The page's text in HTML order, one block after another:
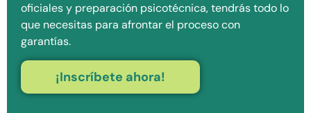
oficiales y preparación psicotécnica, tendrás todo lo
que necesitas para afrontar el proceso con
garantías.
¡Inscríbete ahora!